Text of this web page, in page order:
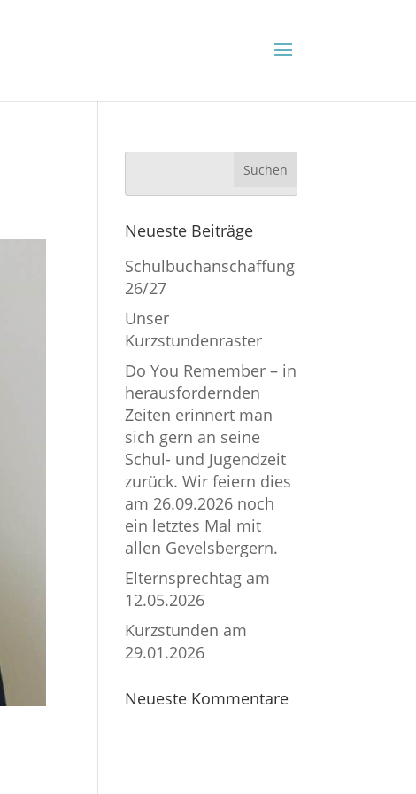
Neueste Beiträge
Schulbuchanschaffung
26/27
Unser
Kurzstundenraster
Do You Remember – in
herausfordernden
Zeiten erinnert man
sich gern an seine
Schul- und Jugendzeit
zurück. Wir feiern dies
am 26.09.2026 noch
ein letztes Mal mit
allen Gevelsbergern.
Elternsprechtag am
12.05.2026
Kurzstunden am
29.01.2026
Neueste Kommentare